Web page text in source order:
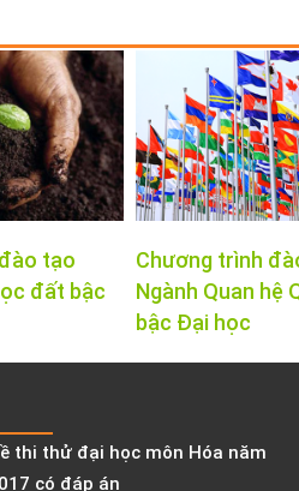
tạo
đất bậc
Chương trình
Ngành Quan hệ
bậc Đại học
thi thử đại học môn Hóa năm
có đáp án